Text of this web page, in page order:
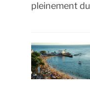
pleinement du